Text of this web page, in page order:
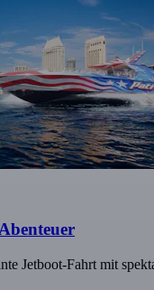
Jetboot-Fahrt mit